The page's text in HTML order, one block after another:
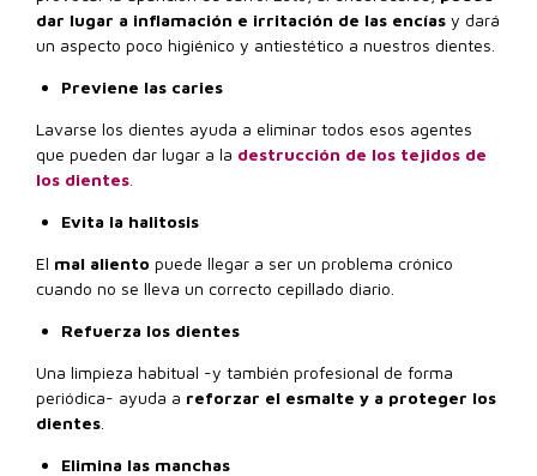
dar lugar a inflamación e irritación de las encías y dará
un aspecto poco higiénico y antiestético a nuestros dientes.
Previene las caries
Lavarse los dientes ayuda a eliminar todos esos agentes
que pueden dar lugar a la destrucción de los tejidos de
los dientes
Evita la halitosis
El mal aliento puede llegar a ser un problema crónico
cuando no se lleva un correcto cepillado diario.
Refuerza los dientes
Una limpieza habitual -y también profesional de forma
periódica- ayuda a reforzar el esmalte y a proteger los
dientes
Elimina las manchas